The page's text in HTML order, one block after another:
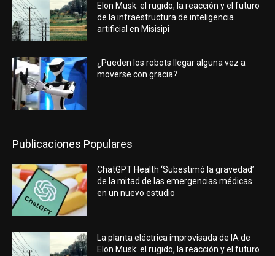
Elon Musk: el rugido, la reacción y el futuro
de la infraestructura de inteligencia
artificial en Misisipi
¿Pueden los robots llegar alguna vez a
moverse con gracia?
Publicaciones Populares
ChatGPT Health ‘Subestimó la gravedad’
de la mitad de las emergencias médicas
en un nuevo estudio
La planta eléctrica improvisada de IA de
Elon Musk: el rugido, la reacción y el futuro